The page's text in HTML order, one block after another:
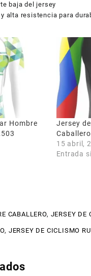
baja del jersey
alta resistencia para
Hombre
Jersey
15 abril,
Entrada
CABALLERO, JERSEY DE
, JERSEY DE CICLISMO